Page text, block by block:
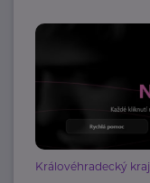
Královéhradecký kraj